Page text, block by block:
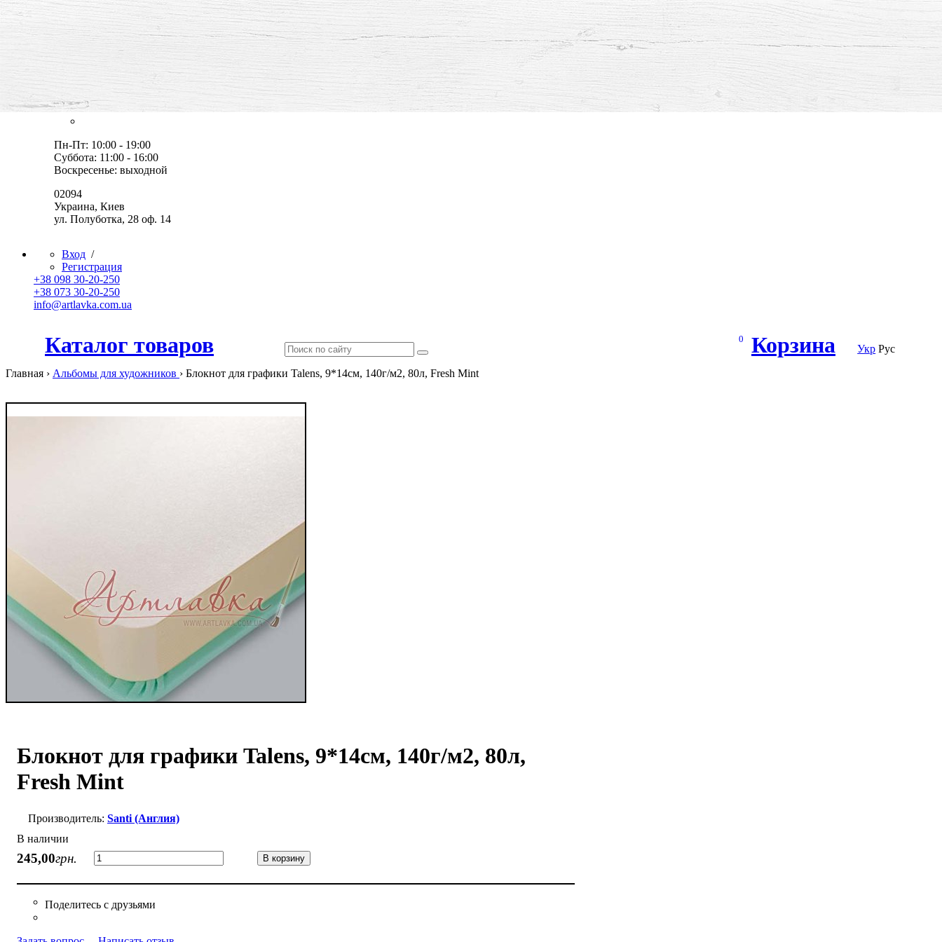
все для творчества и хобби,
товары, мастер-классы, идеи
Оплата и доставка
Контакты
Пн-Пт: 10:00 - 19:00
Суббота: 11:00 - 16:00
Воскресенье: выходной
02094
Украина, Киев
ул. Полуботка, 28 оф. 14
Вход /
Регистрация
+38 098 30-20-250
+38 073 30-20-250
info@artlavka.com.ua
Каталог товаров Корзина
0
Укр Рус
Главная › Альбомы для художников › Блокнот для графики Talens, 9*14см, 140г/м2, 80л, Fresh Mint
Блокнот для графики Talens, 9*14см, 140г/м2, 80л,
Fresh Mint
Santi (Англия)
В наличии
245,00грн. В корзину